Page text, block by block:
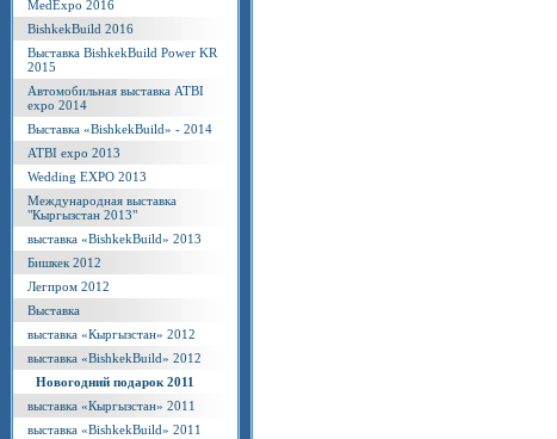
MedExpo 2016
BishkekBuild 2016
Выставка BishkekBuild Power KR
2015
Автомобильная выставка ATBI
expo 2014
Выставка «BishkekBuild» - 2014
ATBI expo 2013
Wedding EXPO 2013
Международная выставка
"Кыргызстан 2013"
выставка «BishkekBuild» 2013
Бишкек 2012
Легпром 2012
Выставка
выставка «Кыргызстан» 2012
выставка «BishkekBuild» 2012
Новогодний подарок 2011
выставка «Кыргызстан» 2011
выставка «BishkekBuild» 2011